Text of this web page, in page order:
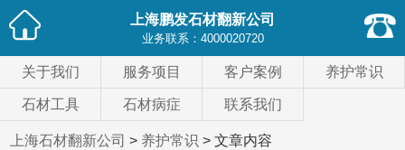
上海鹏发石材翻新公司
业务联系： 4000020720
关于我们 服务项目 客户案例 养护常识
石材工具 石材病症 联系我们
上海石材翻新公司 > 养护常识 > 文章内容